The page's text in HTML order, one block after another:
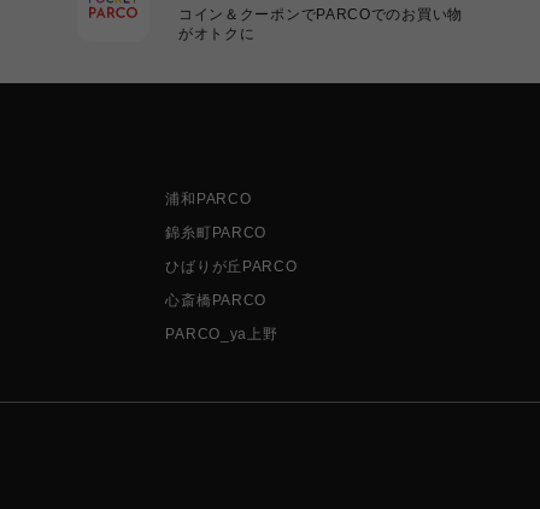
コイン＆クーポンでPARCOでのお買い物
がオトクに
浦和PARCO
錦糸町PARCO
ひばりが丘PARCO
心斎橋PARCO
PARCO_ya上野